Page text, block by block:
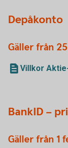
Depåkonto
Gäller från
Villkor
BankID –
Gäller från 1